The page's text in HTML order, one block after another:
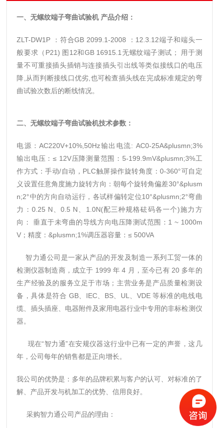
一、无螺纹端子弯曲试验机 产品介绍：
ZLT-DW1P ：符合GB 2099.1-2008 ：12.3.12端子和端头一
般要求（P21) 图12和GB 16915.1无螺纹端子测试； 用于测
量不可重接插头插销与连接插头引出线等类似接线口的电压
降,从而判断接线口优劣,也可检查插头线在完成标准规定的弯
曲试验次数后的断线情况。
二、无螺纹端子弯曲试验机技术参数：
电源：AC220V+10%,50Hz输出电流: AC0-25A&plusmn;3%
输出电压：≤ 12V压降测量范围：5-199.9mV&plusmn;3%工
作方式：手动/自动，PLC触屏操作旋转角度：0-360°可自定
义设置任意角度施力旋转方向：朝每个旋转角偏差30°&plusm
n;2°中的方向自动运行，各试样偏转定位10°&plusmn;2°弯曲
力：0.25 N、0.5 N、1.0N(配三种规格砝码各一个)施力方
向： 垂直于未弯曲的导线方向电压降测试范围：1 ~ 1000m
V；精度：&plusmn;1%调压器容量：≤ 500VA
智力通公司是一家从产品的开发及制造一系列工贸一体的
检测仪器制造商，成立于 1999 年 4 月，至今已有 20 多年的
生产经验及的服务立足于市场；主营业务是产品质量检测设
备，具体是符合 GB、IEC、BS、UL、VDE 等标准的电线电
缆、插头插座、电器附件及家用电器行业中专用的非标检测仪
器。
现在“智力通”在安规仪器这行业中已有一定的声誉，这几
年，公司每年的销售都是正向增长。
我公司的优势是：多年的品牌积累与客户的认可、对标准的了
解、产品开发与机加工的优势、信用良好。
采购智力通公司产品的理由：